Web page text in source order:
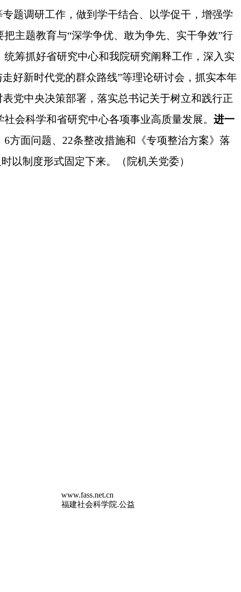
题调研工作，做到 学干结合、以学促干，增强学
把主题教育与“深学争优、敢为争先、实干争效”行
统筹抓好省研究中心和我院研究阐释工作，深入实
好新时代党的群众路线”等理论研讨会，抓实本年
表党中央决策部署， 落实总书记关于树立和践行正
会科学和省研究中心各项事业高质量发展。 进一
方面问题、22条整改措施和《专项整治方案》落
以制度形式固定下来。 （院机关党委）
www.fass.net.cn
福建社会科学院.公益